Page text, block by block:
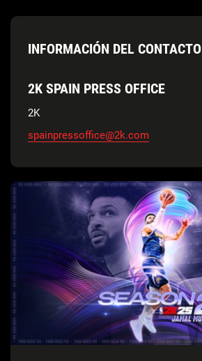
INFORMACIÓN DEL CONTACTO
2K SPAIN PRESS OFFICE
2K
spainpressoffice@2k.com